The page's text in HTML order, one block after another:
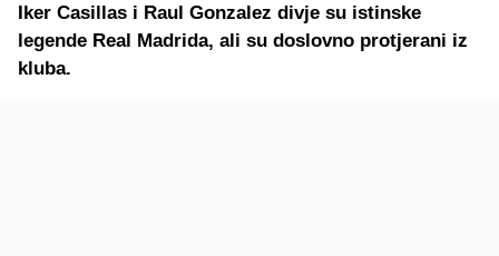
Iker Casillas i Raul Gonzalez divje su istinske
legende Real Madrida, ali su doslovno protjerani iz
kluba.